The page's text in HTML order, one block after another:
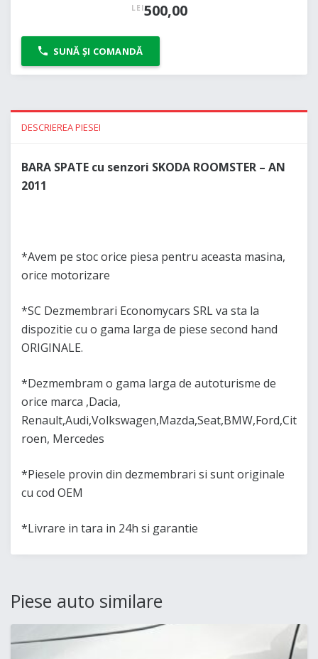
LEI500,00
SUNĂ ȘI COMANDĂ
DESCRIEREA PIESEI
BARA SPATE cu senzori SKODA ROOMSTER – AN
2011
*Avem pe stoc orice piesa pentru aceasta masina,
orice motorizare
*SC Dezmembrari Economycars SRL va sta la
dispozitie cu o gama larga de piese second hand
ORIGINALE.
*Dezmembram o gama larga de autoturisme de
orice marca ,Dacia,
Renault,Audi,Volkswagen,Mazda,Seat,BMW,Ford,Cit
roen, Mercedes
*Piesele provin din dezmembrari si sunt originale
cu cod OEM
*Livrare in tara in 24h si garantie
Piese auto similare